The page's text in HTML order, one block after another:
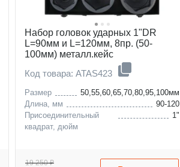
Набор головок ударных 1"DR
L=90мм и L=120мм, 8пр. (50-
100мм) металл.кейс
Код товара: ATAS423
Размер
50,55,60,65,70,80,95,100мм
Длина, мм
90-120
Присоединительный
квадрат, дюйм
1"
19 250 ₽